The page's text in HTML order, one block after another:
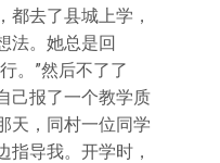
都去了县城上学，
法。她总是回
。”然后不了了
己报了一个教学质
天，同村一位同学
指导我。开学时，